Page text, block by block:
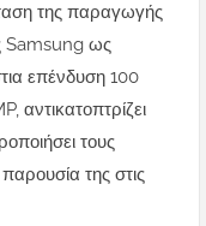
της παραγωγής
Samsung ως
επένδυση 100
αντικατοπτρίζει
τους
της στις